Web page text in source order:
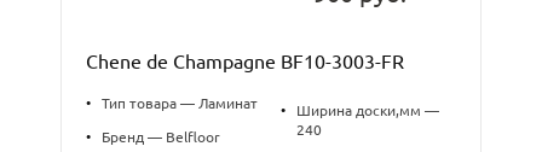
Chene de Champagne BF10-3003-FR
• Тип товара — Ламинат
• Бренд — Belfloor
•
Ширина доски,мм —
240